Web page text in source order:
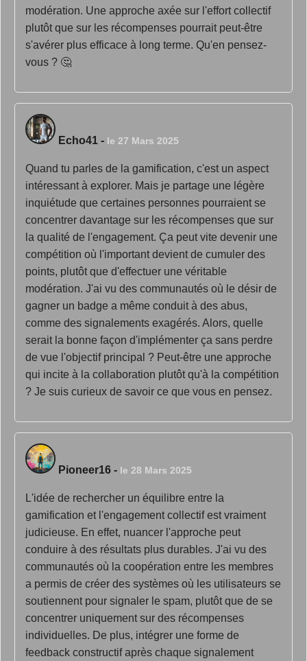
modération. Une approche axée sur l'effort collectif
plutôt que sur les récompenses pourrait peut-être
s'avérer plus efficace à long terme. Qu'en pensez-
vous ? 🤔
Echo41 - le 27 Mars 2025
Quand tu parles de la gamification, c'est un aspect
intéressant à explorer. Mais je partage une légère
inquiétude que certaines personnes pourraient se
concentrer davantage sur les récompenses que sur
la qualité de l'engagement. Ça peut vite devenir une
compétition où l'important devient de cumuler des
points, plutôt que d'effectuer une véritable
modération. J'ai vu des communautés où le désir de
gagner un badge a même conduit à des abus,
comme des signalements exagérés. Alors, quelle
serait la bonne façon d'implémenter ça sans perdre
de vue l'objectif principal ? Peut-être une approche
qui incite à la collaboration plutôt qu'à la compétition
? Je suis curieux de savoir ce que vous en pensez.
Pioneer16 - le 28 Mars 2025
L'idée de rechercher un équilibre entre la
gamification et l'engagement collectif est vraiment
judicieuse. En effet, nuancer l'approche peut
conduire à des résultats plus durables. J'ai vu des
communautés où la coopération entre les membres
a permis de créer des systèmes où les utilisateurs se
soutiennent pour signaler le spam, plutôt que de se
concentrer uniquement sur des récompenses
individuelles. De plus, intégrer une forme de
feedback constructif après chaque signalement